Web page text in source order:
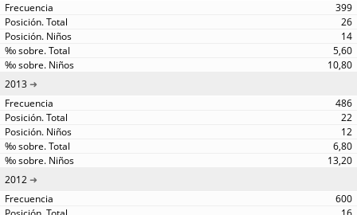
399
26
14
5,60
10,80
2013
486
22
12
6,80
13,20
2012
600